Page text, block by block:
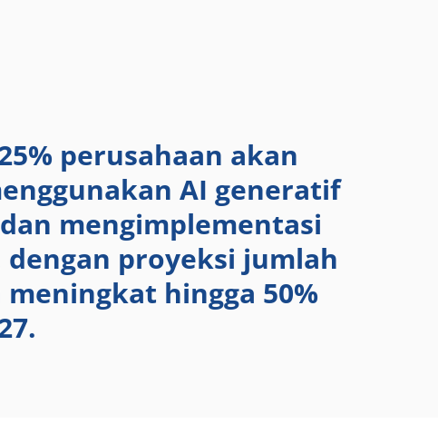
perusahaan akan
AI generatif
mengimplementasi
dengan proyeksi jumlah
hingga 50%